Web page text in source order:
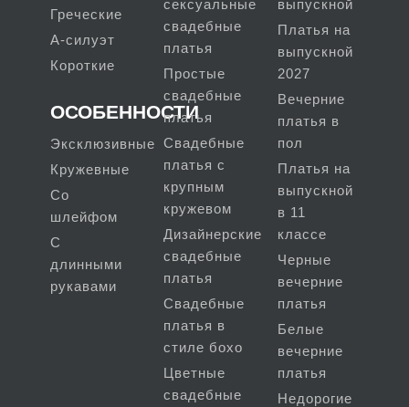
Греческие
А-силуэт
Короткие
ОСОБЕННОСТИ
Эксклюзивные
Кружевные
Со
шлейфом
С
длинными
рукавами
сексуальные
свадебные
платья
Простые
свадебные
платья
Свадебные
платья с
крупным
кружевом
Дизайнерские
свадебные
платья
Свадебные
платья в
стиле бохо
Цветные
свадебные
выпускной
Платья на
выпускной
2027
Вечерние
платья в
пол
Платья на
выпускной
в 11
классе
Черные
вечерние
платья
Белые
вечерние
платья
Недорогие